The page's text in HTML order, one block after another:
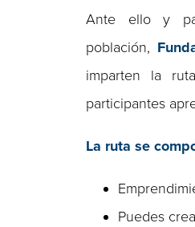
Ante ello y
población,
imparten la
participantes
La ruta se
Puedes